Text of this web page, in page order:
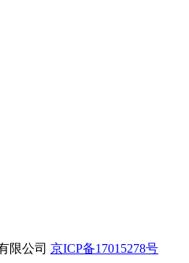
限公司 京ICP备17015278号